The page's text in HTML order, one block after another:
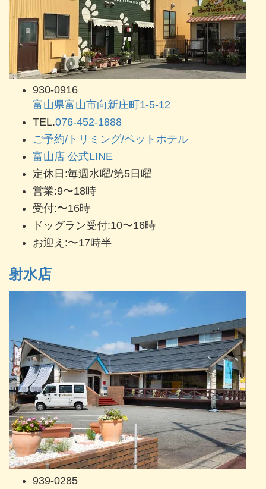
930-0916
富山県富山市向新庄町1-5-12
TEL.076-452-1888
ご予約/トリミング/ペットホテル
富山店 公式LINE
定休日:毎週水曜/第5日曜
営業:9〜18時
受付:〜16時
ドッグラン受付:10〜16時
お迎え:〜17時半
射水店
939-0285